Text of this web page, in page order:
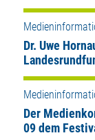
Dr. Uwe
Der
09 dem